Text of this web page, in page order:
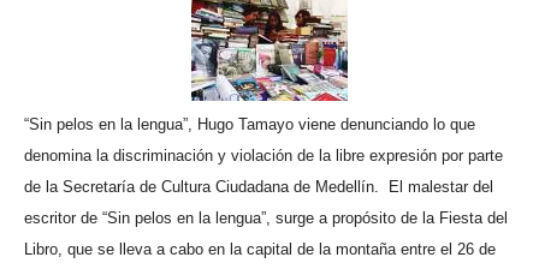
“Sin pelos en la lengua”, Hugo Tamayo viene denunciando lo que
denomina la discriminación y violación de la libre expresión por parte
de la Secretaría de Cultura Ciudadana de Medellín.
El malestar del
escritor de “Sin pelos en la lengua”, surge a propósito de la Fiesta del
Libro, que se lleva a cabo en la capital de la montaña entre el 26 de